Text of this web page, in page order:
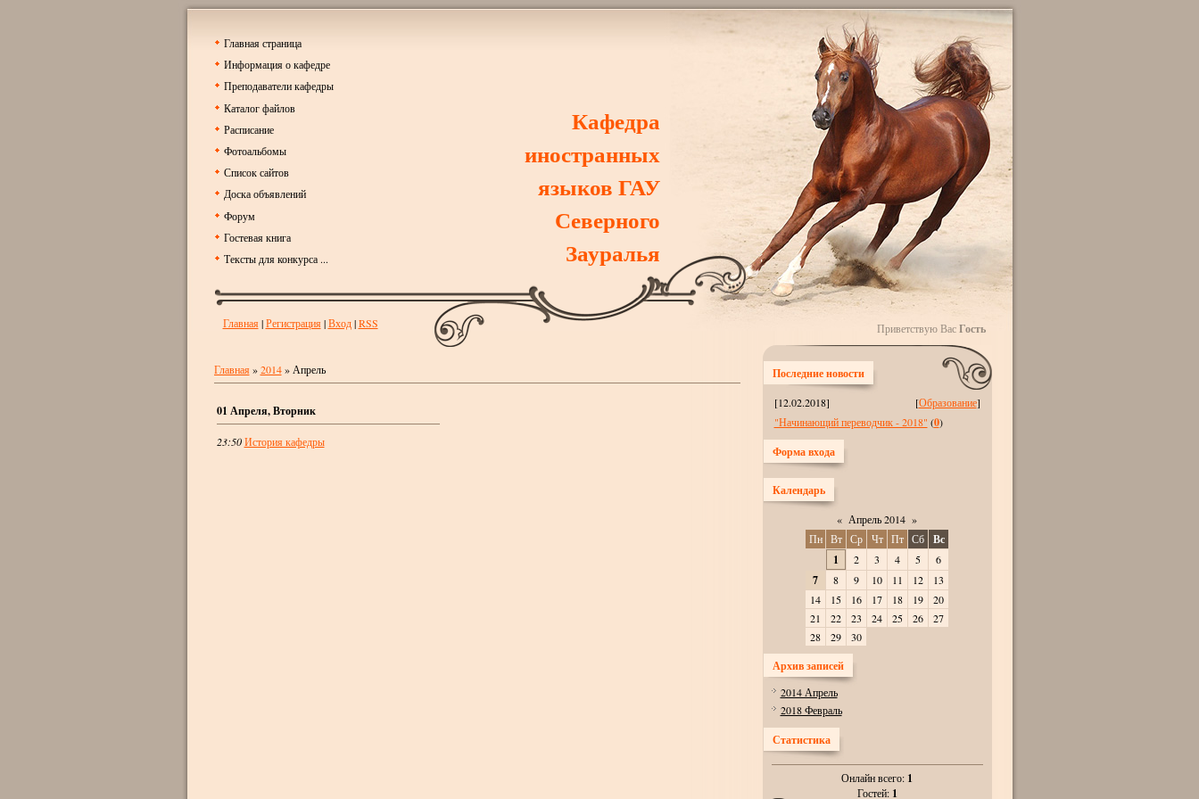
Главная страница
Информация о кафедре
Преподаватели кафедры
Каталог файлов
Расписание
Фотоальбомы
Список сайтов
Доска объявлений
Форум
Гостевая книга
Тексты для конкурса ...
Кафедра
иностранных
языков ГАУ
Северного
Зауралья
Главная |Регистрация |Вход|RSS
Главная »2014 » Апрель
01 Апреля, Вторник
23:50 История кафедры
Приветствую Вас Гость
Последние новости
[12.02.2018] [Образование]
"Начинающий переводчик - 2018" (0)
Форма входа
Календарь
« Апрель 2014 »
Пн Вт Ср Чт Пт Сб
Вс
1
2 3 4 5 6
7 8 9 10 11 12
13
14
15 16 17 18 19
20
21
22 23 24 25 26
27
28
29 30
Архив записей
2014 Апрель
2018 Февраль
Статистика
Онлайн всего: 1
Гостей: 1